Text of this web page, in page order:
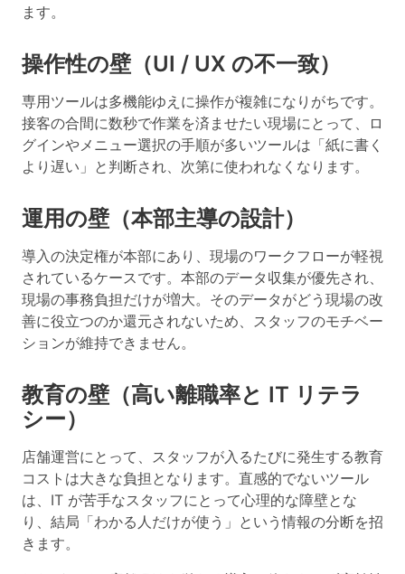
ます。
操作性の壁（UI / UX の不一致）
専用ツールは多機能ゆえに操作が複雑になりがちです。
接客の合間に数秒で作業を済ませたい現場にとって、ロ
グインやメニュー選択の手順が多いツールは「紙に書く
より遅い」と判断され、次第に使われなくなります。
運用の壁（本部主導の設計）
導入の決定権が本部にあり、現場のワークフローが軽視
されているケースです。本部のデータ収集が優先され、
現場の事務負担だけが増大。そのデータがどう現場の改
善に役立つのか還元されないため、スタッフのモチベー
ションが維持できません。
教育の壁（高い離職率と IT リテラ
シー）
店舗運営にとって、スタッフが入るたびに発生する教育
コストは大きな負担となります。直感的でないツール
は、IT が苦手なスタッフにとって心理的な障壁とな
り、結局「わかる人だけが使う」という情報の分断を招
きます。